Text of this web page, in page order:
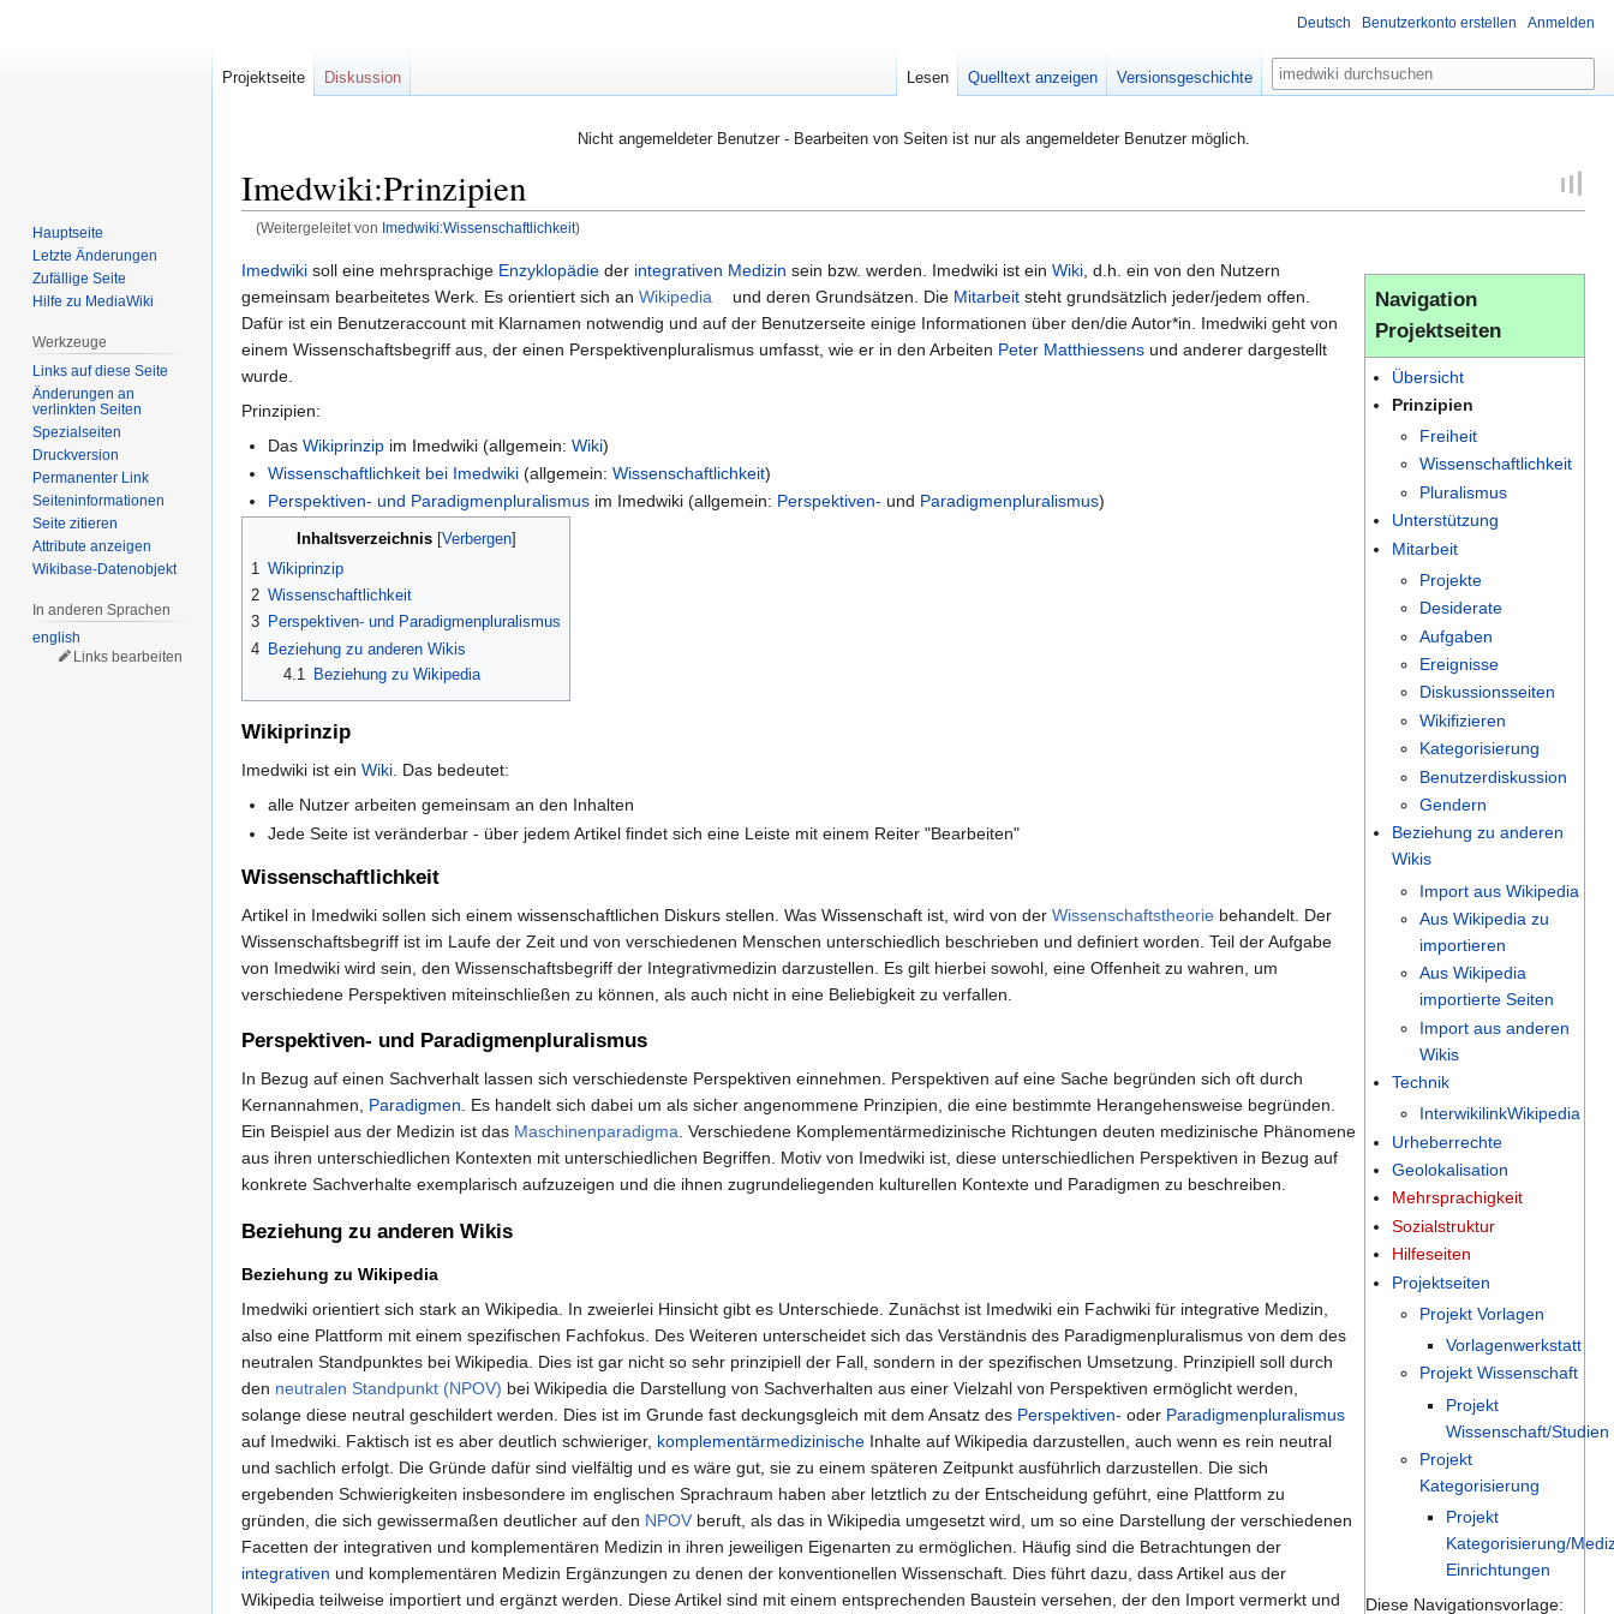
Nicht angemeldeter Benutzer - Bearbeiten von Seiten ist nur als angemeldeter Benutzer möglich.
Imedwiki:Prinzipien
(Weitergeleitet von Imedwiki:Wissenschaftlichkeit)
Zur
Navigation
springen
Zur
Suche
springen
Navigation
Projektseiten
Übersicht
Prinzipien
Freiheit
Wissenschaftlichkeit
Pluralismus
Unterstützung
Mitarbeit
Projekte
Desiderate
Aufgaben
Ereignisse
Diskussionsseiten
Wikifizieren
Kategorisierung
Benutzerdiskussion
Gendern
Beziehung zu anderen
Wikis
Import aus Wikipedia
Aus Wikipedia zu
importieren
Aus Wikipedia
importierte Seiten
Import aus anderen
Wikis
Technik
InterwikilinkWikipedia
Urheberrechte
Geolokalisation
Mehrsprachigkeit
Sozialstruktur
Hilfeseiten
Projektseiten
Projekt Vorlagen
Vorlagenwerkstatt
Projekt Wissenschaft
Projekt
Wissenschaft/Studien
Projekt
Kategorisierung
Projekt
Kategorisierung/
Einrichtungen
Diese Navigationsvorlage:
Imedwiki soll eine mehrsprachige Enzyklopädie der integrativen Medizin sein bzw. werden. Imedwiki ist ein Wiki , d.h. ein von den Nutzern
gemeinsam bearbeitetes Werk. Es orientiert sich an Wikipedia und deren Grundsätzen. Die Mitarbeit steht grundsätzlich jeder/jedem offen.
Dafür ist ein Benutzeraccount mit Klarnamen notwendig und auf der Benutzerseite einige Informationen über den/die Autor*in. Imedwiki geht von
einem Wissenschaftsbegriff aus, der einen Perspektivenpluralismus umfasst, wie er in den Arbeiten Peter Matthiessens und anderer dargestellt
wurde.
Prinzipien:
DasWikiprinzip im Imedwiki (allgemein:Wiki)
Wissenschaftlichkeit bei Imedwiki (allgemein:Wissenschaftlichkeit)
Perspektiven- und Paradigmenpluralismus im Imedwiki (allgemein: Perspektiven- und Paradigmenpluralismus)
Inhaltsverzeichnis
1 Wikiprinzip
2 Wissenschaftlichkeit
3 Perspektiven- und Paradigmenpluralismus
4 Beziehung zu anderen Wikis
4.1
Beziehung zu Wikipedia
Wikiprinzip
Imedwiki ist ein Wiki . Das bedeutet:
alle Nutzer arbeiten gemeinsam an den Inhalten
Jede Seite ist veränderbar - über jedem Artikel findet sich eine Leiste mit einem Reiter "Bearbeiten"
Wissenschaftlichkeit
Artikel in Imedwiki sollen sich einem wissenschaftlichen Diskurs stellen. Was Wissenschaft ist, wird von der Wissenschaftstheorie behandelt. Der
Wissenschaftsbegriff ist im Laufe der Zeit und von verschiedenen Menschen unterschiedlich beschrieben und definiert worden. Teil der Aufgabe
von Imedwiki wird sein, den Wissenschaftsbegriff der Integrativmedizin darzustellen. Es gilt hierbei sowohl, eine Offenheit zu wahren, um
verschiedene Perspektiven miteinschließen zu können, als auch nicht in eine Beliebigkeit zu verfallen.
Perspektiven- und Paradigmenpluralismus
In Bezug auf einen Sachverhalt lassen sich verschiedenste Perspektiven einnehmen. Perspektiven auf eine Sache begründen sich oft durch
Kernannahmen, Paradigmen. Es handelt sich dabei um als sicher angenommene Prinzipien, die eine bestimmte Herangehensweise begründen.
Ein Beispiel aus der Medizin ist das Maschinenparadigma. Verschiedene Komplementärmedizinische Richtungen deuten medizinische Phänomene
aus ihren unterschiedlichen Kontexten mit unterschiedlichen Begriffen. Motiv von Imedwiki ist, diese unterschiedlichen Perspektiven in Bezug auf
konkrete Sachverhalte exemplarisch aufzuzeigen und die ihnen zugrundeliegenden kulturellen Kontexte und Paradigmen zu beschreiben.
Beziehung zu anderen Wikis
Beziehung zu Wikipedia
Imedwiki orientiert sich stark an Wikipedia. In zweierlei Hinsicht gibt es Unterschiede. Zunächst ist Imedwiki ein Fachwiki für integrative Medizin,
also eine Plattform mit einem spezifischen Fachfokus. Des Weiteren unterscheidet sich das Verständnis des Paradigmenpluralismus von dem des
neutralen Standpunktes bei Wikipedia. Dies ist gar nicht so sehr prinzipiell der Fall, sondern in der spezifischen Umsetzung. Prinzipiell soll durch
den neutralen Standpunkt (NPOV) bei Wikipedia die Darstellung von Sachverhalten aus einer Vielzahl von Perspektiven ermöglicht werden,
solange diese neutral geschildert werden. Dies ist im Grunde fast deckungsgleich mit dem Ansatz des Perspektiven- oder Paradigmenpluralismus
auf Imedwiki. Faktisch ist es aber deutlich schwieriger, komplementärmedizinische Inhalte auf Wikipedia darzustellen, auch wenn es rein neutral
und sachlich erfolgt. Die Gründe dafür sind vielfältig und es wäre gut, sie zu einem späteren Zeitpunkt ausführlich darzustellen. Die sich
ergebenden Schwierigkeiten insbesondere im englischen Sprachraum haben aber letztlich zu der Entscheidung geführt, eine Plattform zu
gründen, die sich gewissermaßen deutlicher auf den NPOV beruft, als das in Wikipedia umgesetzt wird, um so eine Darstellung der verschiedenen
Facetten der integrativen und komplementären Medizin in ihren jeweiligen Eigenarten zu ermöglichen. Häufig sind die Betrachtungen der
integrativen und komplementären Medizin Ergänzungen zu denen der konventionellen Wissenschaft. Dies führt dazu, dass Artikel aus der
Wikipedia teilweise importiert und ergänzt werden. Diese Artikel sind mit einem entsprechenden Baustein versehen, der den Import vermerkt und
Deutsch Benutzerkonto erstellen Anmelden
Projektseite Diskussion Lesen Quelltext anzeigen Versionsgeschichte
Suche
Hauptseite
Letzte Änderungen
Zufällige Seite
Hilfe zu MediaWiki
Werkzeuge
Links auf diese Seite
Änderungen an
verlinkten Seiten
Spezialseiten
Druckversion
Permanenter Link
Seiten­informationen
Seite zitieren
Attribute anzeigen
Wikibase-Datenobjekt
In anderen Sprachen
english
Links bearbeiten